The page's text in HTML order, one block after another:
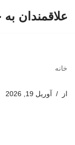
علاقمندان
خانه
از آوریل 19, 2026